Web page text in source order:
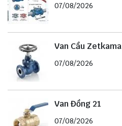
07/08/2026
Van Cầu Zetkama
07/08/2026
Van Đồng 21
07/08/2026